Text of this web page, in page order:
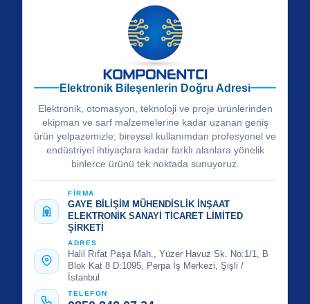
Elektronik Bileşenlerin Doğru Adresi
Elektronik, otomasyon, teknoloji ve proje ürünlerinden
ekipman ve sarf malzemelerine kadar uzanan geniş
ürün yelpazemizle; bireysel kullanımdan profesyonel ve
endüstriyel ihtiyaçlara kadar farklı alanlara yönelik
binlerce ürünü tek noktada sunuyoruz.
FİRMA
GAYE BİLİŞİM MÜHENDİSLİK İNŞAAT
ELEKTRONİK SANAYİ TİCARET LİMİTED
ŞİRKETİ
ADRES
Halil Rıfat Paşa Mah., Yüzer Havuz Sk. No:1/1, B
Blok Kat 8 D:1095, Perpa İş Merkezi, Şişli /
İstanbul
TELEFON